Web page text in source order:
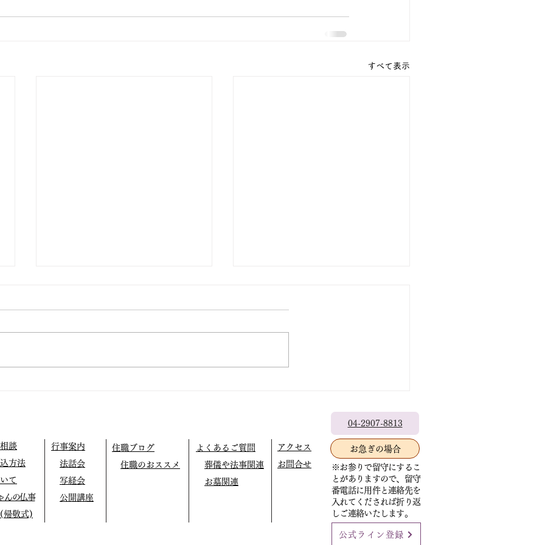
すべて表示
04-2907-8813
談
方法
て
んの仏事
帰敬式)
行事案内
法話会
写経会
公開講座
住職ブログ
住職のおススメ
よくあるご質問
葬儀や法事関連
お墓関連
お急ぎの場合
アクセス
お問合せ
※お参りで留守にするこ
とがありますので、留守
番電話に用件と連絡先を
入れてくだされば折り返
しご連絡いたします。
公式ライン登録